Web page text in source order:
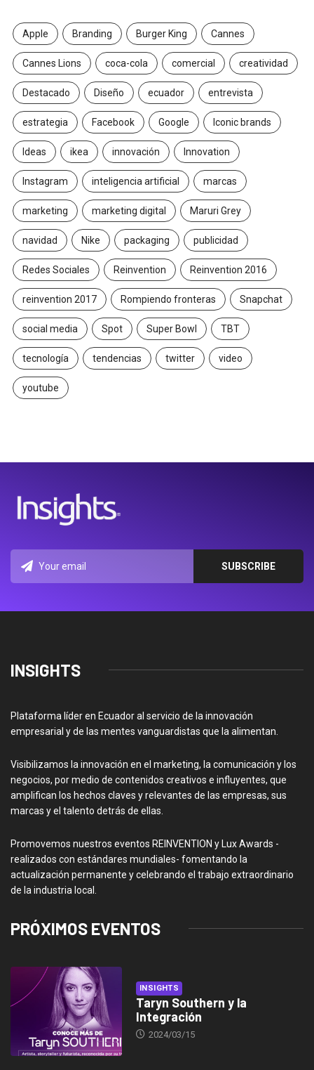
Apple Branding Burger King Cannes
Cannes Lions coca-cola comercial creatividad
Destacado Diseño ecuador entrevista
estrategia Facebook Google Iconic brands
Ideas ikea innovación Innovation
Instagram inteligencia artificial marcas
marketing marketing digital Maruri Grey
navidad Nike packaging publicidad
Redes Sociales Reinvention Reinvention 2016
reinvention 2017 Rompiendo fronteras Snapchat
social media Spot Super Bowl TBT
tecnología tendencias twitter video
youtube
INSIGHTS
Plataforma líder en Ecuador al servicio de la innovación
empresarial y de las mentes vanguardistas que la alimentan.
Visibilizamos la innovación en el marketing, la comunicación y los
negocios, por medio de contenidos creativos e influyentes, que
amplifican los hechos claves y relevantes de las empresas, sus
marcas y el talento detrás de ellas.
Promovemos nuestros eventos REINVENTION y Lux Awards -
realizados con estándares mundiales- fomentando la
actualización permanente y celebrando el trabajo extraordinario
de la industria local.
PRÓXIMOS EVENTOS
INSIGHTS
Taryn Southern y la
Integración
2024/03/15